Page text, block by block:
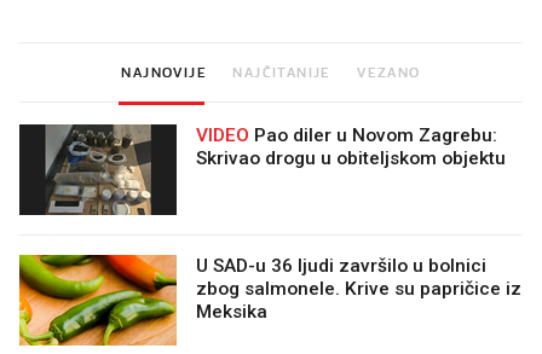
NAJNOVIJE NAJČITANIJE VEZANO
VIDEO
Skrivao drogu u obiteljskom objektu
U SAD-u 36 ljudi završilo u bolnici
zbog salmonele. Krive su papričice iz
Meksika